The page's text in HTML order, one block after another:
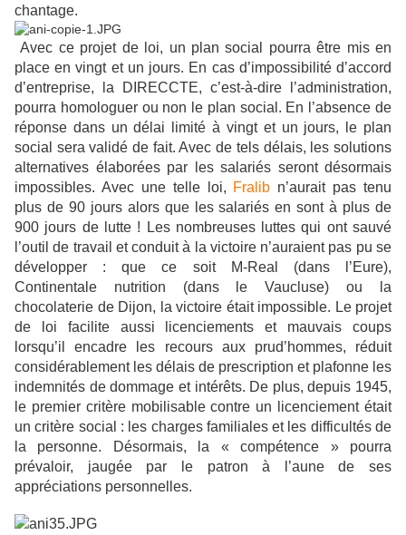
chantage.
Avec ce projet de loi, un plan social pourra être mis en
place en vingt et un jours. En cas d’impossibilité d’accord
d’entreprise, la DIRECCTE, c’est-à-dire l’administration,
pourra homologuer ou non le plan social. En l’absence de
réponse dans un délai limité à vingt et un jours, le plan
social sera validé de fait. Avec de tels délais, les solutions
alternatives élaborées par les salariés seront désormais
impossibles. Avec une telle loi, Fralib n’aurait pas tenu
plus de 90 jours alors que les salariés en sont à plus de
900 jours de lutte ! Les nombreuses luttes qui ont sauvé
l’outil de travail et conduit à la victoire n’auraient pas pu se
développer : que ce soit M-Real (dans l’Eure),
Continentale nutrition (dans le Vaucluse) ou la
chocolaterie de Dijon, la victoire était impossible. Le projet
de loi facilite aussi licenciements et mauvais coups
lorsqu’il encadre les recours aux prud’hommes, réduit
considérablement les délais de prescription et plafonne les
indemnités de dommage et intérêts. De plus, depuis 1945,
le premier critère mobilisable contre un licenciement était
un critère social : les charges familiales et les difficultés de
la personne. Désormais, la « compétence » pourra
prévaloir, jaugée par le patron à l’aune de ses
appréciations personnelles.